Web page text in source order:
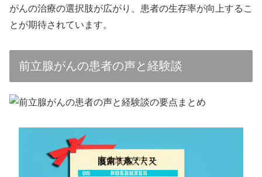
がんの治療の選択肢が広がり、患者の生存率が向上するこ
とが期待されています。
前立腺がんの患者の声と経験談